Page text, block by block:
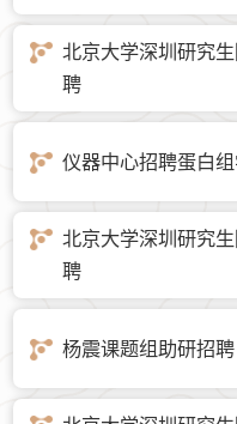
北京大学深圳研究
聘
仪器中心招聘蛋白
北京大学深圳研究
聘
杨震课题组助研招聘